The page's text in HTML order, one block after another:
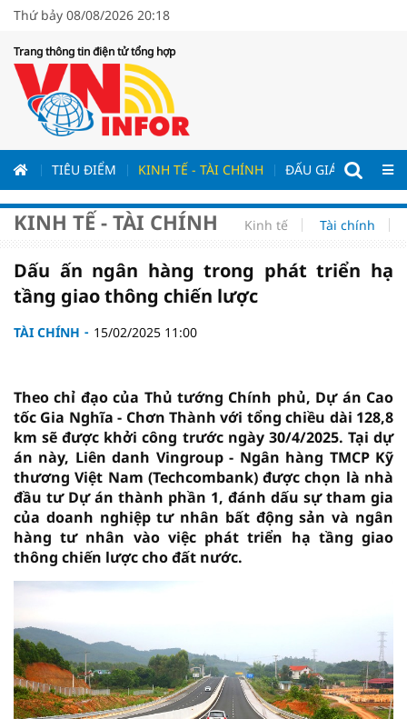
Thứ bảy 08/08/2026 20:18
Trang thông tin điện tử tổng hợp
TIÊU ĐIỂM KINH TẾ - TÀI CHÍNH ĐẤU GIÁ - ĐẤU
KINH TẾ - TÀI CHÍNH Kinh tế Tài chính
Dấu ấn ngân hàng trong phát triển hạ
tầng giao thông chiến lược
TÀI CHÍNH 15/02/2025 11:00
Theo chỉ đạo của Thủ tướng Chính phủ, Dự án Cao
tốc Gia Nghĩa - Chơn Thành với tổng chiều dài 128,8
km sẽ được khởi công trước ngày 30/4/2025. Tại dự
án này, Liên danh Vingroup - Ngân hàng TMCP Kỹ
thương Việt Nam (Techcombank) được chọn là nhà
đầu tư Dự án thành phần 1, đánh dấu sự tham gia
của doanh nghiệp tư nhân bất động sản và ngân
hàng tư nhân vào việc phát triển hạ tầng giao
thông chiến lược cho đất nước.